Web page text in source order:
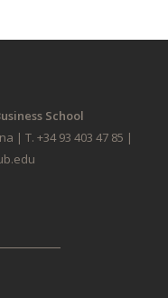
School
| T. +34 93 403 47 85 |